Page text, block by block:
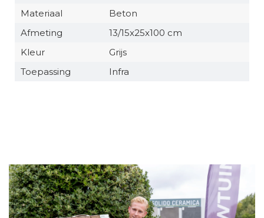
Materiaal
Beton
Afmeting
13/15x25x100 cm
Kleur
Grijs
Toepassing
Infra